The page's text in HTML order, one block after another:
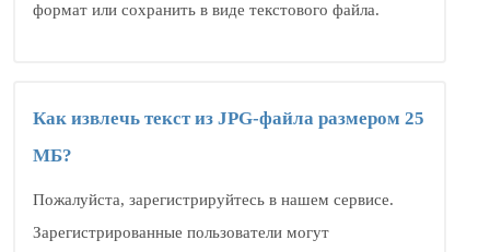
формат или сохранить в виде текстового файла.
Как извлечь текст из JPG-файла размером 25
МБ?
Пожалуйста, зарегистрируйтесь в нашем сервисе.
Зарегистрированные пользователи могут